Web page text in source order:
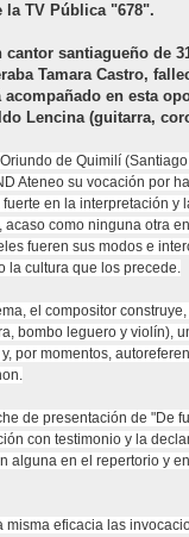
la TV Pública "678".
cantor santiagueño de
Tamara Castro,
acompañado en esta
Lencina (guitarra,
Oriundo de Quimilí
Ateneo su vocación por
en la interpretación y
acaso como ninguna otra
fueren sus modos e
la cultura que los precede.
el compositor
bombo leguero y violín),
por momentos,
de presentación de "De
con testimonio y la
alguna en el repertorio y
misma eficacia las